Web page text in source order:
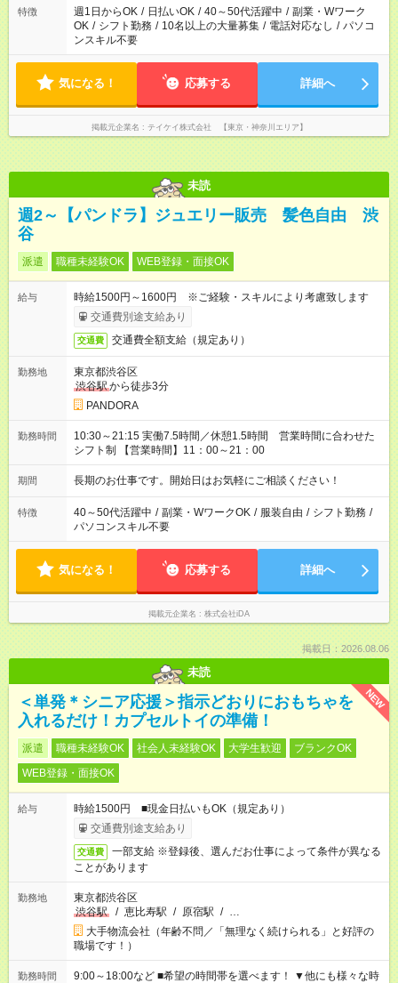
特徴 週1日からOK / 日払いOK / 40～50代活躍中 / 副業・Wワーク
OK / シフト勤務 / 10名以上の大量募集 / 電話対応なし / パソコ
ンスキル不要
気になる！ 応募する 詳細へ
掲載元企業名 テイケイ株式会社 【東京・神奈川エリア】
未読
週2～【パンドラ】ジュエリー販売 髪色自由 渋
谷
派遣 職種未経験OK WEB登録・面接OK
給与
時給1500円～1600円 ※ご経験・スキルにより考慮致します
交通費別途支給あり
交通費 交通費全額支給（規定あり）
勤務地
東京都渋谷区
渋谷駅から徒歩3分
PANDORA
勤務時間
10:30～21:15 実働7.5時間／休憩1.5時間 営業時間に合わせた
シフト制 【営業時間】11：00～21：00
期間 長期のお仕事です。開始日はお気軽にご相談ください！
特徴 40～50代活躍中 / 副業・WワークOK / 服装自由 / シフト勤務 /
パソコンスキル不要
気になる！ 応募する 詳細へ
掲載元企業名 株式会社iDA
掲載日：2026.08.06
未読
NEW
＜単発＊シニア応援＞指示どおりにおもちゃを
入れるだけ！カプセルトイの準備！
派遣 職種未経験OK 社会人未経験OK 大学生歓迎
ブランクOK
WEB登録・面接OK
給与
時給1500円 ■現金日払いもOK（規定あり）
交通費別途支給あり
交通費
一部支給 ※登録後、選んだお仕事によって条件が異なる
ことがあります
勤務地
東京都渋谷区
渋谷駅
/ 恵比寿駅 / 原宿駅 / …
大手物流会社（年齢不問／「無理なく続けられる」と好評の
職場です！）
勤務時間
9:00～18:00など ■希望の時間帯を選べます！ ▼他にも様々な時